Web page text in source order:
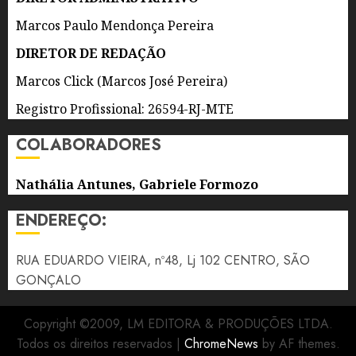
7 DE
AGOSTO
0
Marcos Paulo Mendonça Pereira
DIRETOR DE REDAÇÃO
Marcos Click (Marcos José Pereira)
Registro Profissional: 26594-RJ-MTE
COLABORADORES
Nathália Antunes, Gabriele Formozo
ENDEREÇO:
RUA EDUARDO VIEIRA, nº48, Lj 102 CENTRO, SÃO
GONÇALO
Copyright ©2009, LM EDITORA & PRODUÇÕES LTDA.
Todos os direitos reservados | ChromeNews by AF themes.